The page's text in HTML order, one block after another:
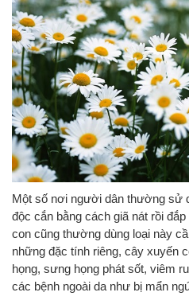
Một số nơi người dân thường sử
độc cắn bằng cách giã nát rồi
con cũng thường dùng loại này
những đặc tính riêng, cây xuyến
họng, sưng họng phát sốt, viêm
các bệnh ngoài da như bị mẩn